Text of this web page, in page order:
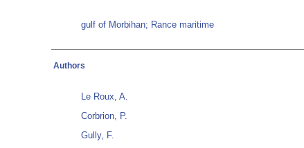
gulf of Morbihan; Rance maritime
Authors
Le Roux, A.
Corbrion, P.
Gully, F.